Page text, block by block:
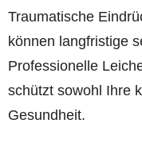
Traumatische
können langfristige
Professionelle
schützt sowohl Ihre
Gesundheit.